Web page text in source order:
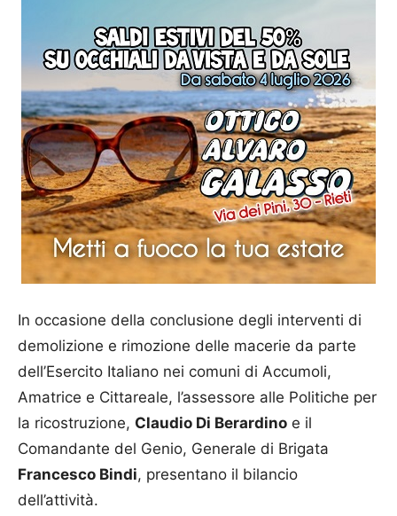
In occasione della conclusione degli interventi di
demolizione e rimozione delle macerie da parte
dell’Esercito Italiano nei comuni di Accumoli,
Amatrice e Cittareale, l’assessore alle Politiche per
la ricostruzione, Claudio Di Berardino e il
Comandante del Genio, Generale di Brigata
Francesco Bindi, presentano il bilancio
dell’attività.